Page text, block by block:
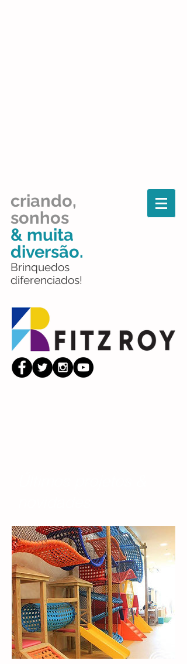
criando,
sonhos
& muita
diversão.
Brinquedos
diferenciados!